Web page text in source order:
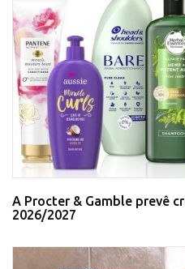
A Procter & Gamble prevê
2026/2027